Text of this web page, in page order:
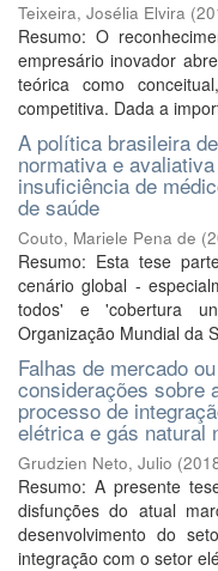
Teixeira, Josélia Elvira (
Resumo: O
empresário inovador
teórica como
competitiva. Dada a
A política brasileira
normativa e
insuficiência de
de saúde
Couto, Mariele Pena de (
Resumo: Esta tese
cenário global -
todos' e 'cobertura
Organização Mundial da
Falhas de mercado
considerações sobre
processo de
elétrica e gás natural
Grudzien Neto, Julio (
Resumo: A presente
disfunções do atual
desenvolvimento do
integração com o setor